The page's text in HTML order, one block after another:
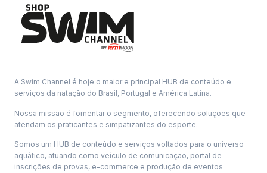
A Swim Channel é hoje o maior e principal HUB de conteúdo e
serviços da natação do Brasil, Portugal e América Latina.
Nossa missão é fomentar o segmento, oferecendo soluções que
atendam os praticantes e simpatizantes do esporte.
Somos um HUB de conteúdo e serviços voltados para o universo
aquático, atuando como veículo de comunicação, portal de
inscrições de provas, e-commerce e produção de eventos